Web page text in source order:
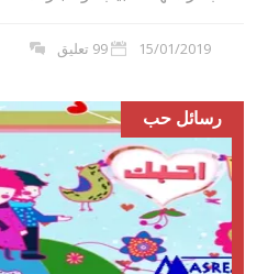
15/01/2019 99 تعليق
رسائل حب